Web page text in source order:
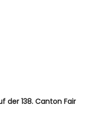
der 138. Canton Fair